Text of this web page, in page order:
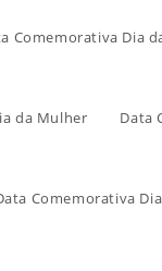
Comemorativa Dia
da Mulher Data
Comemorativa